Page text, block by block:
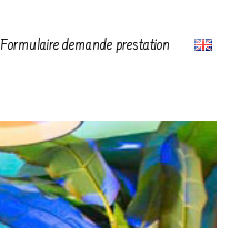
Formulaire demande prestation